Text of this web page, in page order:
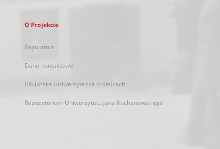
O Projekcie
Regulamin
Dane kontaktowe
Biblioteka Uniwersytecka w Kielcach
Repozytorium Uniwersytetu Jana Kochanowskiego